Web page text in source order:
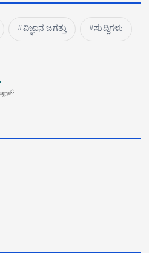
ವಿಜ್ಞಾನ ಜಗತ್ತು ಸುದ್ದಿಗಳು